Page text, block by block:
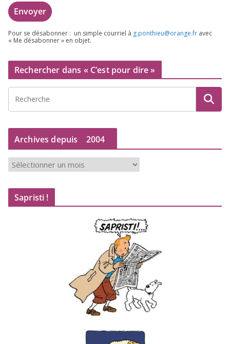
Pour se désa­bon­ner : un simple cour­riel à g.​ponthieu@​orange.​fr avec
« Me désa­bon­ner » en objet.
Rechercher dans « C’est pour dire »
Archives depuis 2004
r
c
Sapristi !